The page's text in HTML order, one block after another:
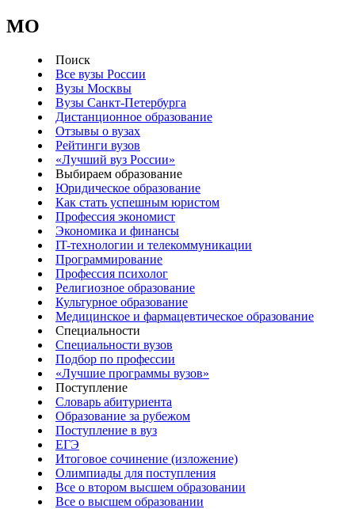
MO
Поиск
Все вузы России
Вузы Москвы
Вузы Санкт-Петербурга
Дистанционное образование
Отзывы о вузах
Рейтинги вузов
«Лучший вуз России»
Выбираем образование
Юридическое образование
Как стать успешным юристом
Профессия экономист
Экономика и финансы
IT-технологии и телекоммуникации
Программирование
Профессия психолог
Религиозное образование
Культурное образование
Медицинское и фармацевтическое образование
Специальности
Специальности вузов
Подбор по профессии
«Лучшие программы вузов»
Поступление
Словарь абитуриента
Образование за рубежом
Поступление в вуз
ЕГЭ
Итоговое сочинение (изложение)
Олимпиады для поступления
Все о втором высшем образовании
Все о высшем образовании